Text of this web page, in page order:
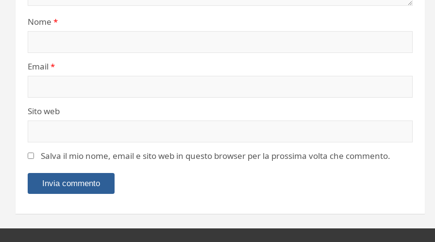
Nome *
Email *
Sito web
Salva il mio nome, email e sito web in questo browser per la prossima volta che commento.